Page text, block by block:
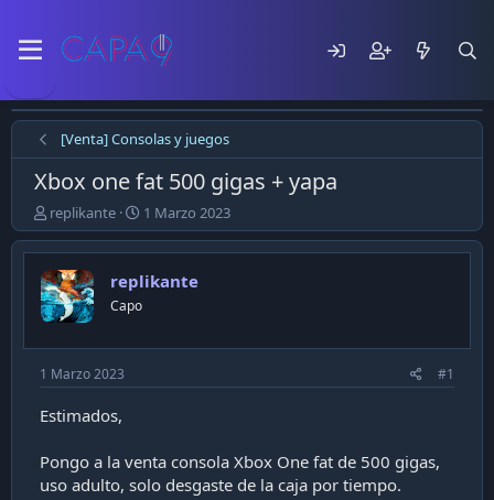
[Venta] Consolas y juegos
Xbox one fat 500 gigas + yapa
E
m
p
e
z
ó
l
t
e
m
replikante
F
e
c
h
a
p
b
a
c
1 Marzo 2023
replikante
Capo
1 Marzo 2023 #1
Estimados,
Pongo a la venta consola Xbox One fat de 500 gigas,
uso adulto, solo desgaste de la caja por tiempo.